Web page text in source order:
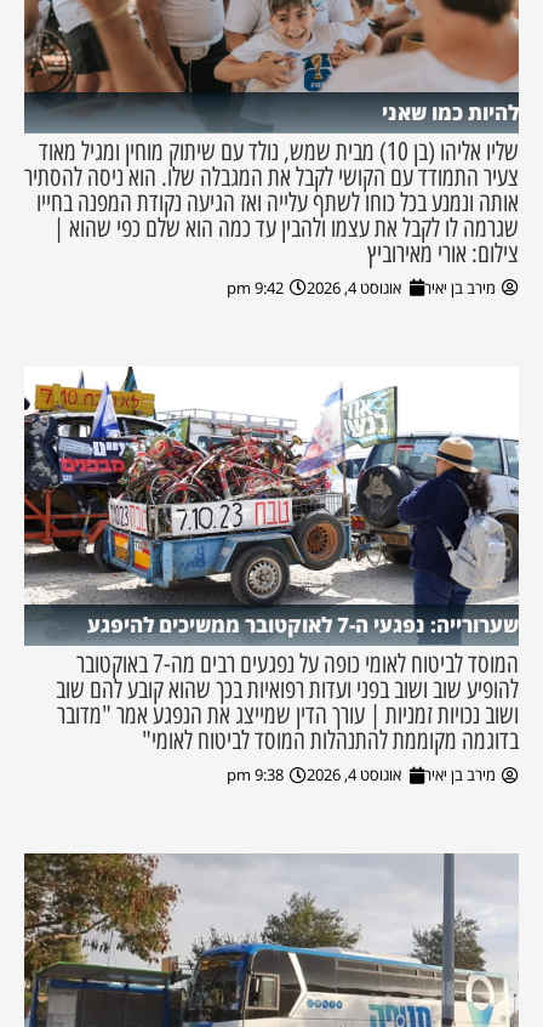
להיות כמו שאני
שליו אליהו (בן 10) מבית שמש, נולד עם שיתוק מוחין ומגיל מאוד
צעיר התמודד עם הקושי לקבל את המגבלה שלו. הוא ניסה להסתיר
אותה ונמנע בכל כוחו לשתף עלייה ואז הגיעה נקודת המפנה בחייו
שגרמה לו לקבל את עצמו ולהבין עד כמה הוא שלם כפי שהוא |
צילום: אורי מאירוביץ
מירב בן יאיר אוגוסט 4, 2026 9:42 pm
שערורייה: נפגעי ה-7 לאוקטובר ממשיכים להיפגע
המוסד לביטוח לאומי כופה על נפגעים רבים מה-7 באוקטובר
להופיע שוב ושוב בפני ועדות רפואיות בכך שהוא קובע להם שוב
ושוב נכויות זמניות | עורך הדין שמייצג את הנפגע אמר "מדובר
בדוגמה מקוממת להתנהלות המוסד לביטוח לאומי"
מירב בן יאיר אוגוסט 4, 2026 9:38 pm